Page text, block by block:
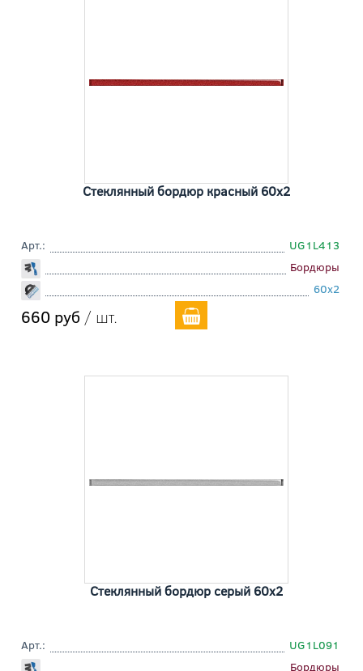
Стеклянный бордюр красный 60x2
Арт.:
UG1L413
Бордюры
60x2
660 руб / шт.
Стеклянный бордюр серый 60x2
Арт.:
UG1L091
Бордюры